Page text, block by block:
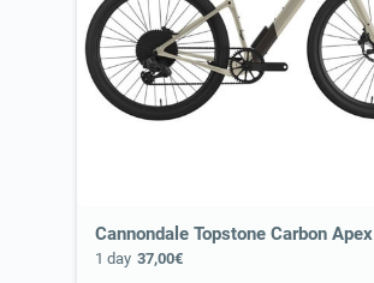
Cannondale Topstone Carbon Apex
1 day 37,00€